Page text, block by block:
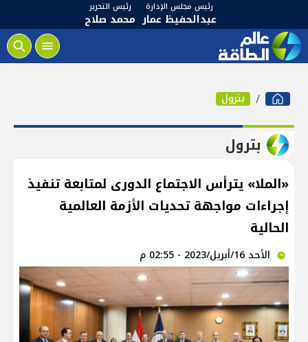
رئيس مجلس الإدارة
عبدالحفيظ عمار
رئيس التحرير
محمد صلاح
بترول
بترول
«الملا» يترأس الاجتماع الدورى لمتابعة تنفيذ
إجراءات مواجهة تحديات الأزمة العالمية
الحالية
الأحد 16/أبريل/2023 - 02:55 م